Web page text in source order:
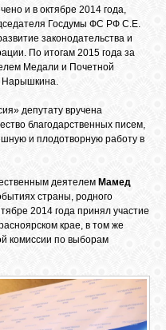
и в октябре 2014 года,
Госдумы ФС РФ С.Е.
законодательства и
По итогам 2015 года за
Медали и Почетной
Нарышкина.
депутату вручена
благодарственных писем,
и плодотворную работу в
деятелем Мамед
страны, родного
2014 года принял участие
крае, в том же
комиссии по выборам